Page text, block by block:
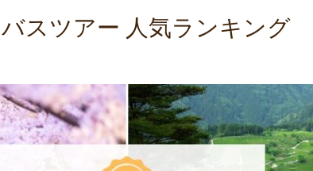
スツアー 人気ランキング